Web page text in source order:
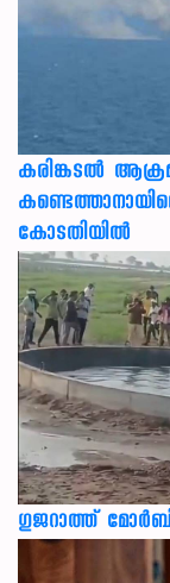
കരിങ്കടൽ
കോടതിയിൽ
ഗുജറാത്ത്